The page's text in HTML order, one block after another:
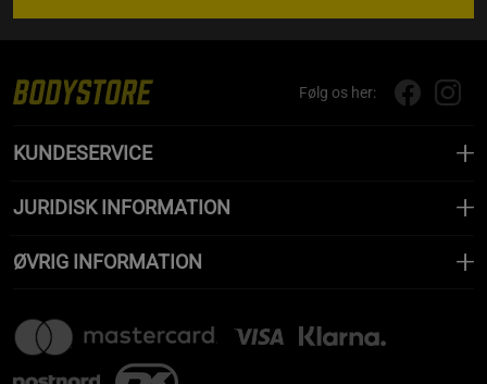
Følg os her:
KUNDESERVICE
JURIDISK INFORMATION
ØVRIG INFORMATION